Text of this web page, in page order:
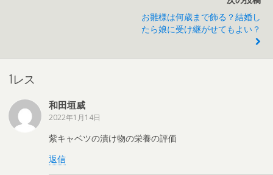
お雛様は何歳まで飾る？結婚し
たら娘に受け継がせてもよい？
1レス
和田垣威
2022年1月14日
紫キャベツの漬け物の栄養の評価
返信